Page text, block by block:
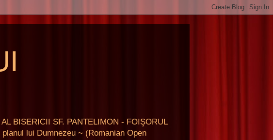
BISERICII SF. PANTELIMON - FOIŞORUL
lui Dumnezeu ~ (Romanian Open